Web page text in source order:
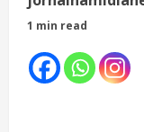
1 min read